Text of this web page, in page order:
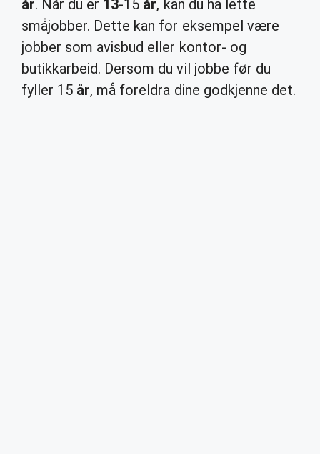
år. Når du er 13-15 år, kan du ha lette
småjobber. Dette kan for eksempel være
jobber som avisbud eller kontor- og
butikkarbeid. Dersom du vil jobbe før du
fyller 15 år, må foreldra dine godkjenne det.